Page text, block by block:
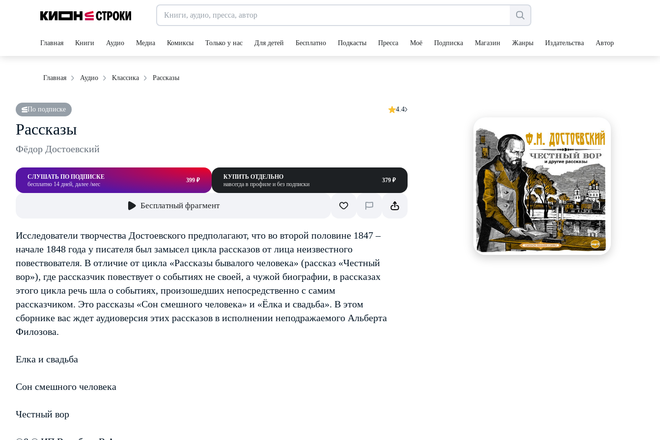
Главная Книги Аудио Медиа Комиксы Только у нас Для детей Бесплатно Подкасты Пресса Моё Подписка Магазин Жанры Издательства Авторы
Главная Аудио Классика Рассказы
По подписке 4.4
Рассказы
Фёдор Достоевский
СЛУШАТЬ ПО ПОДПИСКЕ
бесплатно 14 дней, далее /мес
399 ₽
КУПИТЬ ОТДЕЛЬНО
навсегда в профиле и без подписки
379 ₽
Бесплатный фрагмент
Исследователи творчества Достоевского предполагают, что во второй половине 1847 –
начале 1848 года у писателя был замысел цикла рассказов от лица неизвестного
повествователя. В отличие от цикла «Рассказы бывалого человека» (рассказ «Честный
вор»), где рассказчик повествует о событиях не своей, а чужой биографии, в рассказах
этого цикла речь шла о событиях, произошедших непосредственно с самим
рассказчиком. Это рассказы «Сон смешного человека» и «Ёлка и свадьба». В этом
сборнике вас ждет аудиоверсия этих рассказов в исполнении неподражаемого Альберта
Филозова.
Елка и свадьба
Сон смешного человека
Честный вор